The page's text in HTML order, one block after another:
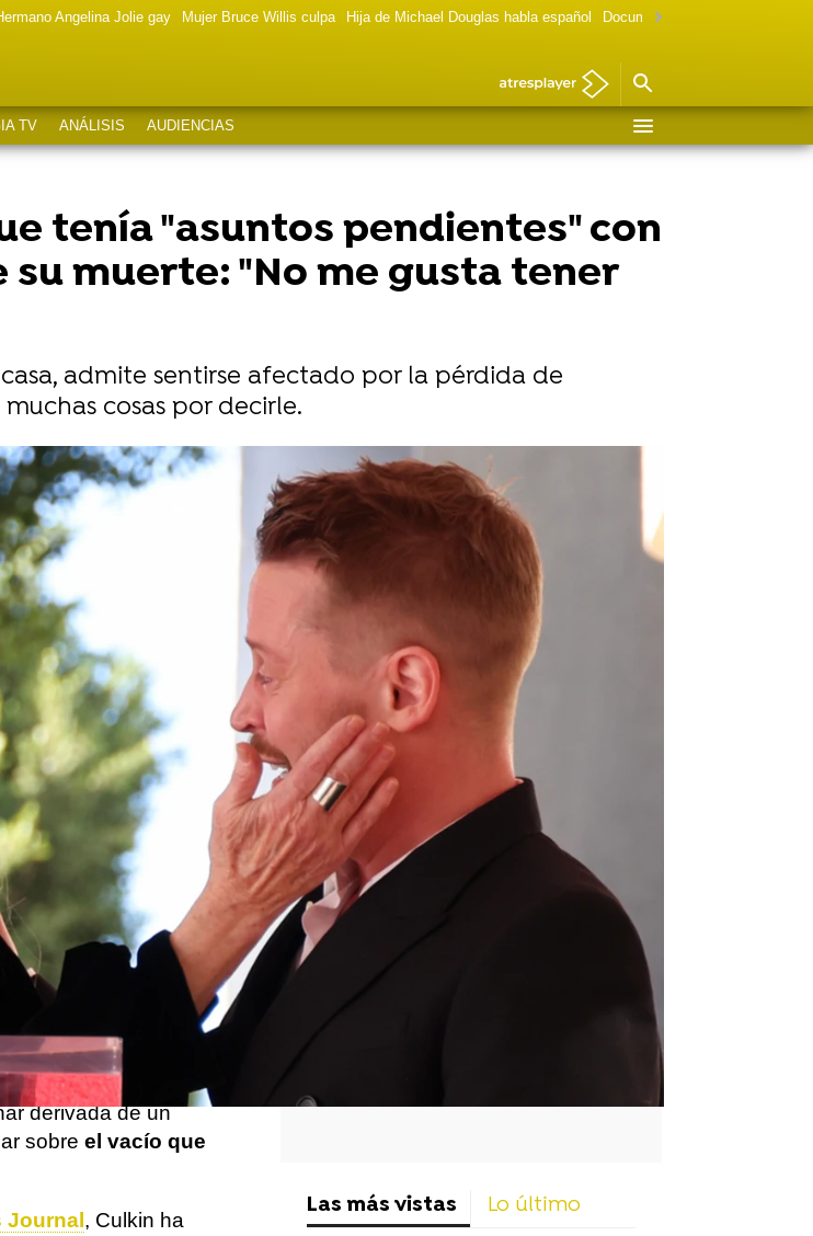
Angelina Jolie gay Mujer Bruce Willis culpa Hija de Michael Douglas habla español Documental Las chicas Gilmore
TV ANÁLISIS AUDIENCIAS
tenía "asuntos pendientes" con
su muerte: "No me gusta tener
admite sentirse afectado por la pérdida de
cosas por decirle.
recuerda lo difícil que fue su infancia: "No podía más"
Whatsapp
Facebook
X Flipboard
O'Hara traspasó la
en casa.
pasado 30 de enero
derivada de un
sobre el vacío que
Journal , Culkin ha
Las más vistas Lo último